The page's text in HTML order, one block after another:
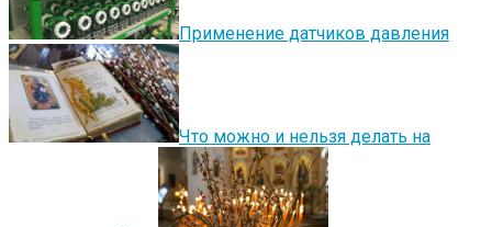
Применение датчиков давления
Что можно и нельзя делать на